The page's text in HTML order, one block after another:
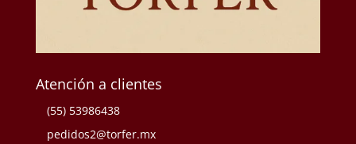
Atención a clientes
(55) 53986438
pedidos2@torfer.mx